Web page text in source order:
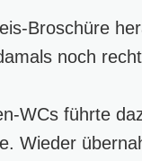
Broschüre
noch
WCs führte
Wieder